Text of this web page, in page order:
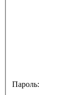
Пароль: